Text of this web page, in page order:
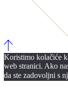
Koristimo kolačiće
web stranici. Ako
da ste zadovoljni s